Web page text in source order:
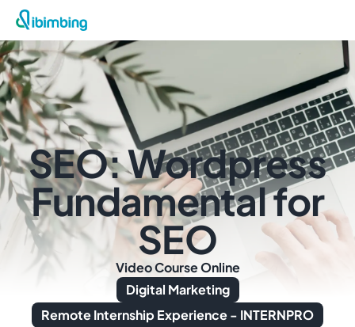
SEO: Wordpress
Fundamental for
SEO
Video Course Online
Digital Marketing
Remote Internship Experience - INTERNPRO